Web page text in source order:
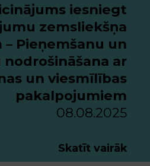
iesniegt
zemsliekšņa
Pieņemšanu un
nodrošināšana ar
un viesmīlības
pakalpojumiem
08.08.2025
Skatīt vairāk